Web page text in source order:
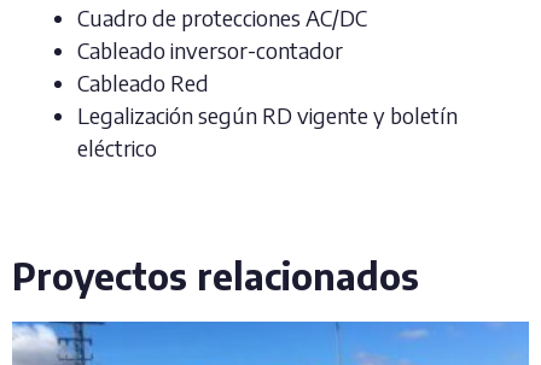
Cuadro de protecciones AC/DC
Cableado inversor-contador
Cableado Red
Legalización según RD vigente y boletín
eléctrico
Proyectos relacionados